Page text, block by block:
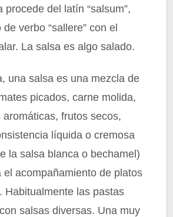
procede del latín “salsum”,
verbo “sallere” con el
La salsa es algo salado.
una salsa es una mezcla de
picados, carne molida,
frutos secos,
líquida o cremosa
la salsa blanca o bechamel)
el acompañamiento de platos
Habitualmente las pastas
salsas diversas. Una muy